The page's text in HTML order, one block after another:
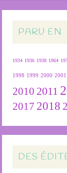
PARU EN
1934 1936 1938 1964
1998 1999 2000 2001
2010 2011
2017 2018
DES